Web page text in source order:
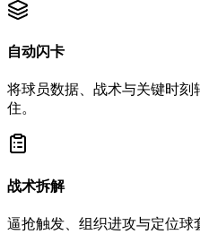
自动闪卡
将球员数据、战术与关键时
住。
战术拆解
逼抢触发、组织进攻与定位球